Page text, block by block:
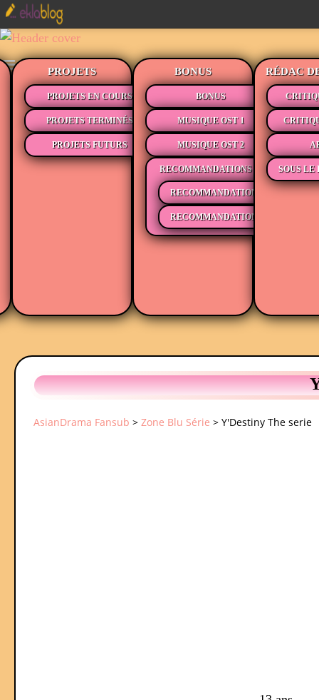
PROJETS
PROJETS EN COURS
PROJETS TERMINÉS
PROJETS FUTURS
BONUS
BONUS
MUSIQUE OST 1
MUSIQUE OST 2
RECOMMANDATIONS
RECOMMANDATIONS MÉDIAS
RECOMMANDATIONS LECTURE
RÉDAC
SOUS
AsianDrama Fansub > Zone Blu Série > Y'Destiny The serie